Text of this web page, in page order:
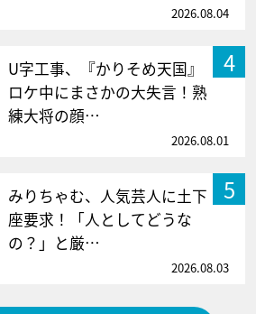
2026.08.04
4
U字工事、『かりそめ天国』
ロケ中にまさかの大失言！熟
練大将の顔…
2026.08.01
5
みりちゃむ、人気芸人に土下
座要求！「人としてどうな
の？」と厳…
2026.08.03